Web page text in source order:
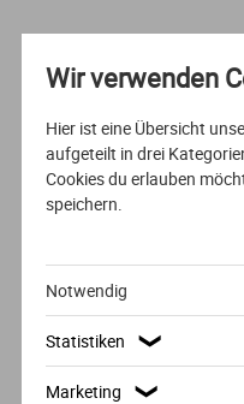
Studiengänge
Wir verwenden
Hier ist eine Übersicht
aufgeteilt in drei
Cookies du erlauben
speichern.
Notwendig
Statistiken ❯
Marketing ❯